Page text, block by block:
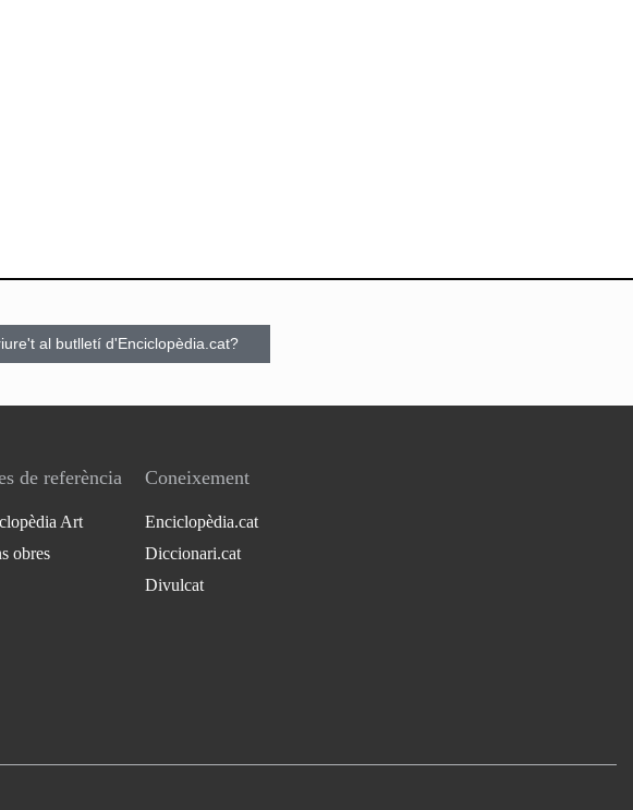
al butlletí d'Enciclopèdia.cat?
de referència
Art
obres
Coneixement
Enciclopèdia.cat
Diccionari.cat
Divulcat